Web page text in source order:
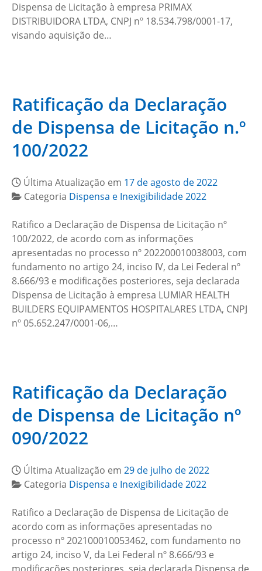
Dispensa de Licitação à empresa PRIMAX
DISTRIBUIDORA LTDA, CNPJ nº 18.534.798/0001-17,
visando aquisição de…
Ratificação da Declaração
de Dispensa de Licitação n.º
100/2022
Última Atualização em 17 de agosto de 2022
Categoria Dispensa e Inexigibilidade 2022
Ratifico a Declaração de Dispensa de Licitação nº
100/2022, de acordo com as informações
apresentadas no processo nº 202200010038003, com
fundamento no artigo 24, inciso IV, da Lei Federal nº
8.666/93 e modificações posteriores, seja declarada
Dispensa de Licitação à empresa LUMIAR HEALTH
BUILDERS EQUIPAMENTOS HOSPITALARES LTDA, CNPJ
nº 05.652.247/0001-06,…
Ratificação da Declaração
de Dispensa de Licitação nº
090/2022
Última Atualização em 29 de julho de 2022
Categoria Dispensa e Inexigibilidade 2022
Ratifico a Declaração de Dispensa de Licitação de
acordo com as informações apresentadas no
processo nº 202100010053462, com fundamento no
artigo 24, inciso V, da Lei Federal nº 8.666/93 e